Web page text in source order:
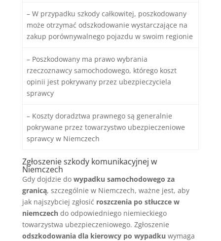
– W przypadku szkody całkowitej, poszkodowany
może otrzymać odszkodowanie wystarczające na
zakup porównywalnego pojazdu w swoim regionie
– Poszkodowany ma prawo wybrania
rzeczoznawcy samochodowego, którego koszt
opinii jest pokrywany przez ubezpieczyciela
sprawcy
– Koszty doradztwa prawnego są generalnie
pokrywane przez towarzystwo ubezpieczeniowe
sprawcy w Niemczech
Zgłoszenie szkody komunikacyjnej w
Niemczech
Gdy dojdzie do wypadku samochodowego za
granicą, szczególnie w Niemczech, ważne jest, aby
jak najszybciej zgłosić roszczenia po stłuczce w
niemczechdo odpowiedniego niemieckiego
towarzystwa ubezpieczeniowego. Zgłoszenie
odszkodowania dla kierowcy po wypadku wymaga